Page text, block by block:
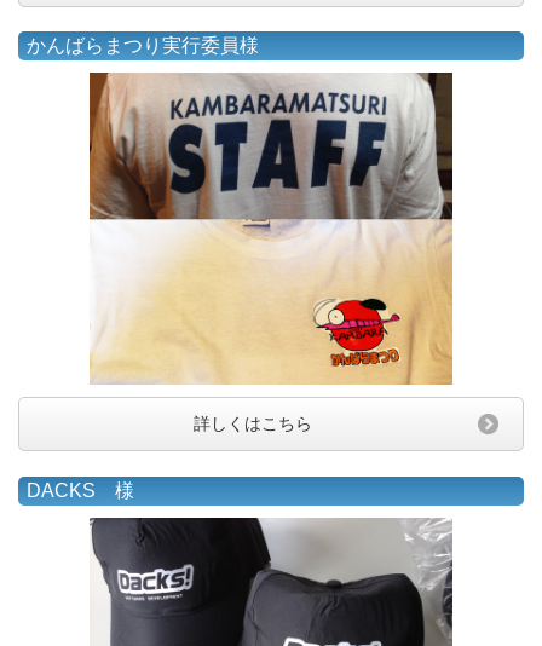
かんばらまつり実行委員様
詳しくはこちら
DACKS 様